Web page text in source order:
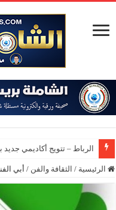
الرباط – تتويج أكاديمي
الرئيسية / الثقافة والفن / أبي